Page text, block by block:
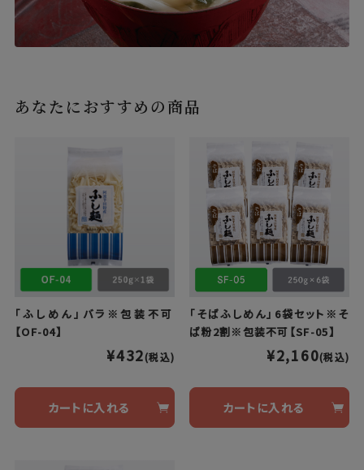
あなたにおすすめの商品
「ふしめん」バラ※包装不可
【OF-04】
¥432(税込)
カートに入れる
「そばふしめん」6袋セット※そ
ば粉2割※包装不可【SF-05】
¥2,160(税込)
カートに入れる